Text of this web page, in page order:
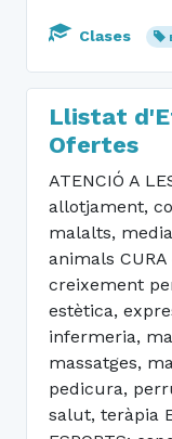
Clases
Llistat
Ofertes
ATENCIÓ A
allotjament,
malalts,
animals
creixement
estètica,
infermeria,
massatges,
pedicura,
salut, teràpia